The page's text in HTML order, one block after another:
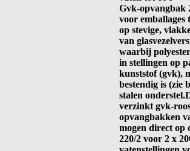
Gvk-opvangbak
voor emballages
op stevige,
van
waarbij
in stellingen op
kunststof (gvk),
bestendig is (zie
stalen
verzinkt gvk-
opvangbakken
mogen direct op
220/2 voor 2 x